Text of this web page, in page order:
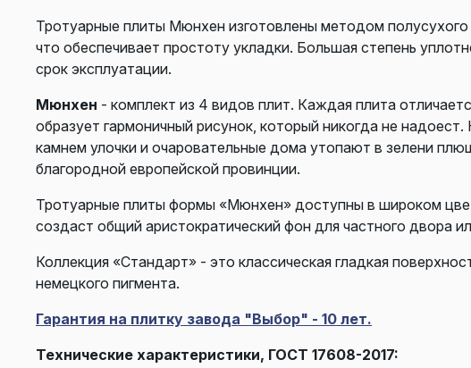
Тротуарные плиты Мюнхен изготовлены методом
что обеспечивает простоту укладки. Большая степень
срок эксплуатации.
Мюнхен - комплект из 4 видов плит. Каждая плита
образует гармоничный рисунок, который никогда не
камнем улочки и очаровательные дома утопают в зелени
благородной европейской провинции.
Тротуарные плиты формы «Мюнхен» доступны в широком
создаст общий аристократический фон для частного двора
Коллекция «Стандарт» - это классическая гладкая
немецкого пигмента.
Гарантия на плитку завода "Выбор" - 10 лет.
Технические характеристики, ГОСТ 17608-2017: